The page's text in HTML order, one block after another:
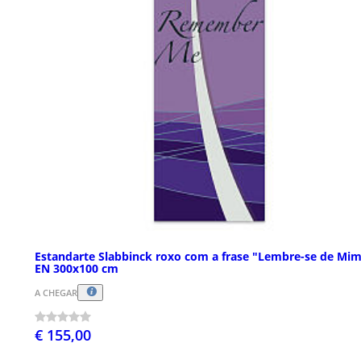
Estandarte Slabbinck roxo com a frase "Lembre-se de
EN 300x100 cm
A CHEGAR
€ 155,00